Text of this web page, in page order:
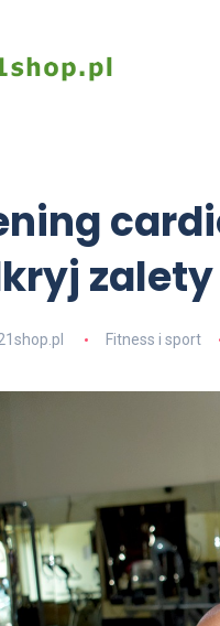
Fitness i sport